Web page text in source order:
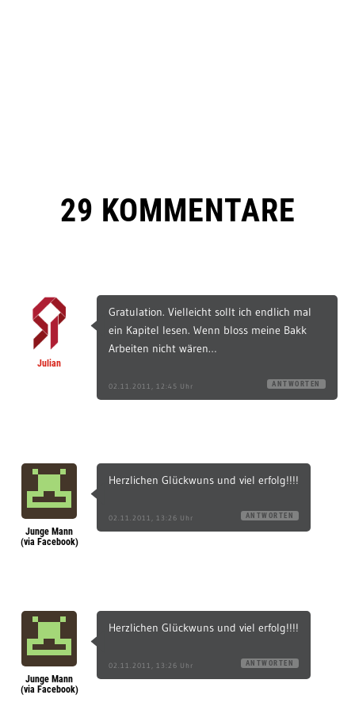
29 KOMMENTARE
Julian
Gratulation. Vielleicht sollt ich endlich mal
ein Kapitel lesen. Wenn bloss meine Bakk
Arbeiten nicht wären…
02.11.2011, 12:45 Uhr ANTWORTEN
Junge Mann
(via Facebook)
Herzlichen Glückwuns und viel erfolg!!!!
02.11.2011, 13:26 Uhr ANTWORTEN
Junge Mann
(via Facebook)
Herzlichen Glückwuns und viel erfolg!!!!
02.11.2011, 13:26 Uhr ANTWORTEN